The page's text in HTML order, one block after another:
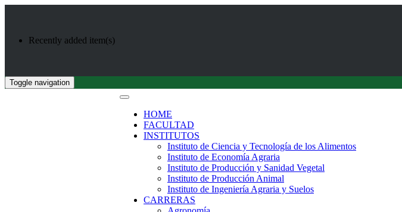
Recently added item(s)
Toggle navigation
HOME
FACULTAD
INSTITUTOS
Instituto de Ciencia y Tecnología de los Alimentos
Instituto de Economía Agraria
Instituto de Producción y Sanidad Vegetal
Instituto de Producción Animal
Instituto de Ingeniería Agraria y Suelos
CARRERAS